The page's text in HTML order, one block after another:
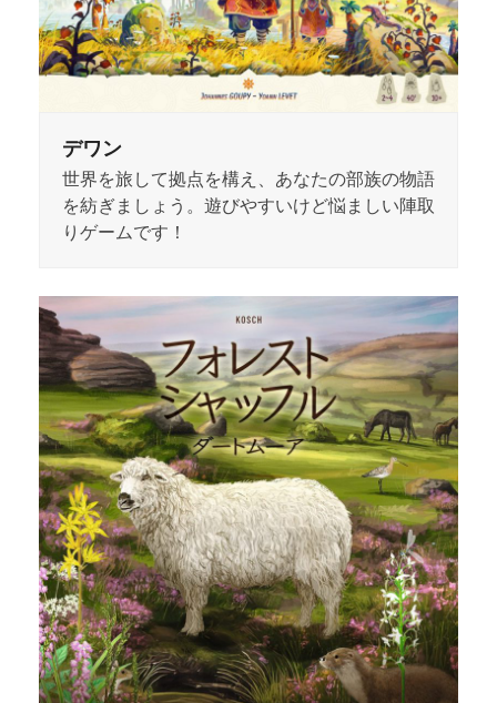
デワン
世界を旅して拠点を構え、あなたの部族の物語
を紡ぎましょう。遊びやすいけど悩ましい陣取
りゲームです！